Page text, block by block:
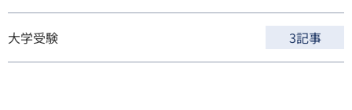
大学受験 3記事